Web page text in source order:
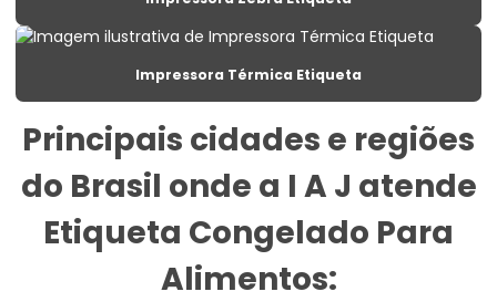
Etiqueta Para Congelados Em Supermercados
Etiqueta Para Congelados No Varejo
Etiqueta Para Produtos Congelados
Etiqueta Para Roupas Personalizadas
Etiqueta Promocional Para Balcão De Vendas
Etiqueta Reutilizável Para Varejo
Impressora Térmica Etiqueta
Principais cidades e regiões
do Brasil onde a I A J atende
Etiqueta Congelado Para
Alimentos: